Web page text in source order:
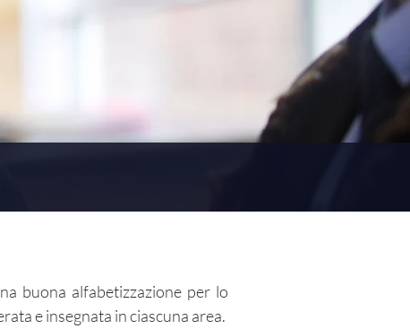
buona alfabetizzazione per lo
e insegnata in ciascuna area.